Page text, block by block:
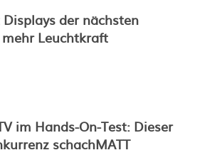
der nächsten
Leuchtkraft
im Hands-On-Test: Dieser
schachMATT